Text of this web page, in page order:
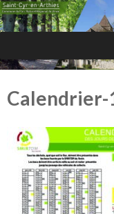
Calendrier-